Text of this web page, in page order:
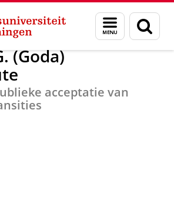
Menu
en
zoeken
prof. dr. G. (Goda) Perlaviciute
(Goda)
acceptatie van